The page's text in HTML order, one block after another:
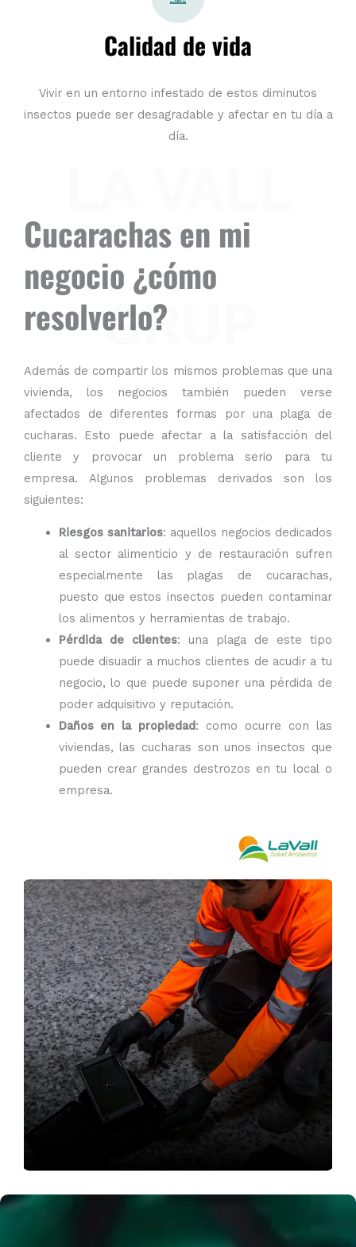
Calidad de vida
Vivir en un entorno infestado de estos diminutos
insectos puede ser desagradable y afectar en tu día a
día.
Cucarachas en mi
negocio ¿cómo
resolverlo?
Además de compartir los mismos problemas que una
vivienda, los negocios también pueden verse
afectados de diferentes formas por una plaga de
cucharas. Esto puede afectar a la satisfacción del
cliente y provocar un problema serio para tu
empresa. Algunos problemas derivados son los
siguientes:
Riesgos sanitarios: aquellos negocios dedicados
al sector alimenticio y de restauración sufren
especialmente las plagas de cucarachas,
puesto que estos insectos pueden contaminar
los alimentos y herramientas de trabajo.
Pérdida de clientes: una plaga de este tipo
puede disuadir a muchos clientes de acudir a tu
negocio, lo que puede suponer una pérdida de
poder adquisitivo y reputación.
Daños en la propiedad: como ocurre con las
viviendas, las cucharas son unos insectos que
pueden crear grandes destrozos en tu local o
empresa.
GRUP